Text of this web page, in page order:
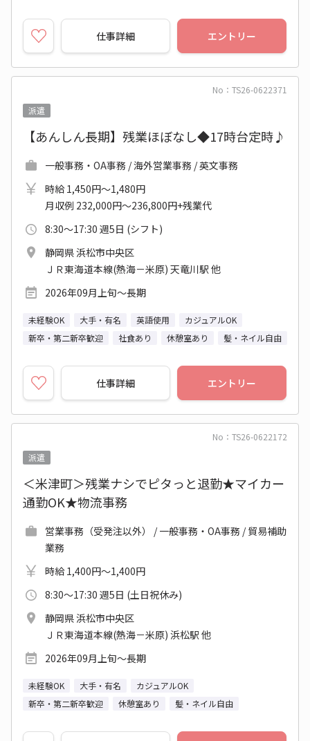
仕事詳細 エントリー
No：TS26-0622371
派遣
【あんしん長期】残業ほぼなし◆17時台定時♪
一般事務・OA事務 / 海外営業事務 / 英文事務
時給 1,450円～1,480円
月収例 232,000円～236,800円+残業代
8:30～17:30 週5日 (シフト)
静岡県 浜松市中央区
ＪＲ東海道本線(熱海－米原) 天竜川駅 他
2026年09月上旬～長期
未経験OK 大手・有名 英語使用
カジュアルOK
新卒・第二新卒歓迎
社食あり 休憩室あり 髪・ネイル自由
仕事詳細 エントリー
No：TS26-0622172
派遣
＜米津町＞残業ナシでピタっと退勤★マイカー
通勤OK★物流事務
営業事務（受発注以外） / 一般事務・OA事務 / 貿易補助
業務
時給 1,400円～1,400円
8:30～17:30 週5日 (土日祝休み)
静岡県 浜松市中央区
ＪＲ東海道本線(熱海－米原) 浜松駅 他
2026年09月上旬～長期
未経験OK 大手・有名
カジュアルOK
新卒・第二新卒歓迎
休憩室あり 髪・ネイル自由